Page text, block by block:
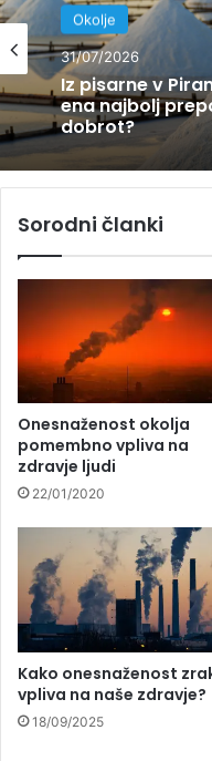
Okolje
31/07/2026
Iz pisarne v
ena najbolj
dobrot?
Okolje
28/07/2026
Zakaj nastajajo
razkrivajo, kaj
površjem
Sorodni članki
Onesnaženost okolja
pomembno vpliva na
zdravje ljudi
22/01/2020
Kako onesnaženost
vpliva na naše zdravje?
18/09/2025